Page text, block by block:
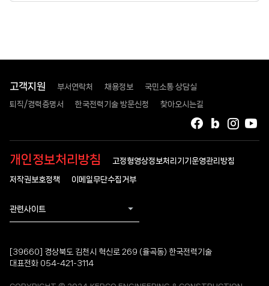
고객지원 부서연락처 채용정보 국민소통 상담실
퇴직/경력증명서 한국전력기술 방문신청 찾아오시는길
인스
블로그
페이스북
개인정보처리방침 고정형영상정보처리기기운영관리방침
저작권보호정책 이메일무단수집거부
관련사이트
[39660] 경상북도 김천시 혁신로 269 (율곡동) 한국전력기술
대표전화 054-421-3114